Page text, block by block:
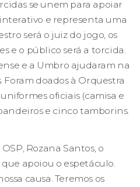
se unem para apoiar
e representa uma
será o juiz do jogo, os
e o público será a torcida.
e a Umbro ajudaram na
doados à Orquestra
oficiais (camisa e
e cinco tamborins.
Rozana Santos, o
apoiou o espetáculo.
causa. Teremos os